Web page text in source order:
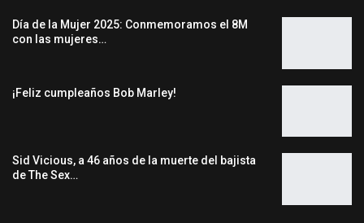
Día de la Mujer 2025: Conmemoramos el 8M
con las mujeres…
¡Feliz cumpleaños Bob Marley!
Sid Vicious, a 46 años de la muerte del bajista
de The Sex…